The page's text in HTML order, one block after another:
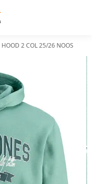
HOOD 2 COL 25/26 NOOS